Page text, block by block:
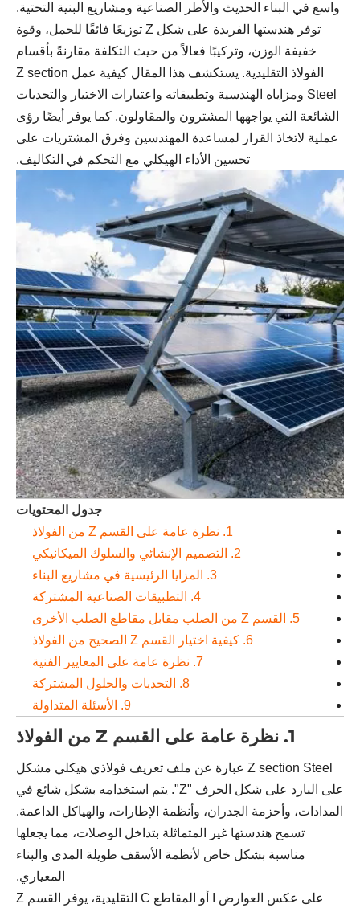
واسع في البناء الحديث والأطر الصناعية ومشاريع البنية التحتية.
توفر هندستها الفريدة على شكل Z توزيعًا فائقًا للحمل، وقوة
خفيفة الوزن، وتركيبًا فعالاً من حيث التكلفة مقارنةً بأقسام
الفولاذ التقليدية. يستكشف هذا المقال كيفية عمل Z section
Steel ومزاياه الهندسية وتطبيقاته واعتبارات الاختيار والتحديات
الشائعة التي يواجهها المشترون والمقاولون. كما يوفر أيضًا رؤى
عملية لاتخاذ القرار لمساعدة المهندسين وفرق المشتريات على
تحسين الأداء الهيكلي مع التحكم في التكاليف.
جدول المحتويات
1. نظرة عامة على القسم Z من الفولاذ
2. التصميم الإنشائي والسلوك الميكانيكي
3. المزايا الرئيسية في مشاريع البناء
4. التطبيقات الصناعية المشتركة
5. القسم Z من الصلب مقابل مقاطع الصلب الأخرى
6. كيفية اختيار القسم Z الصحيح من الفولاذ
7. نظرة عامة على المعايير الفنية
8. التحديات والحلول المشتركة
9. الأسئلة المتداولة
1. نظرة عامة على القسم Z من الفولاذ
Z section Steel عبارة عن ملف تعريف فولاذي هيكلي مشكل
على البارد على شكل الحرف "Z". يتم استخدامه بشكل شائع في
المدادات، وأحزمة الجدران، وأنظمة الإطارات، والهياكل الداعمة.
تسمح هندستها غير المتماثلة بتداخل الوصلات، مما يجعلها
مناسبة بشكل خاص لأنظمة الأسقف طويلة المدى والبناء
المعياري.
على عكس العوارض I أو المقاطع C التقليدية، يوفر القسم Z